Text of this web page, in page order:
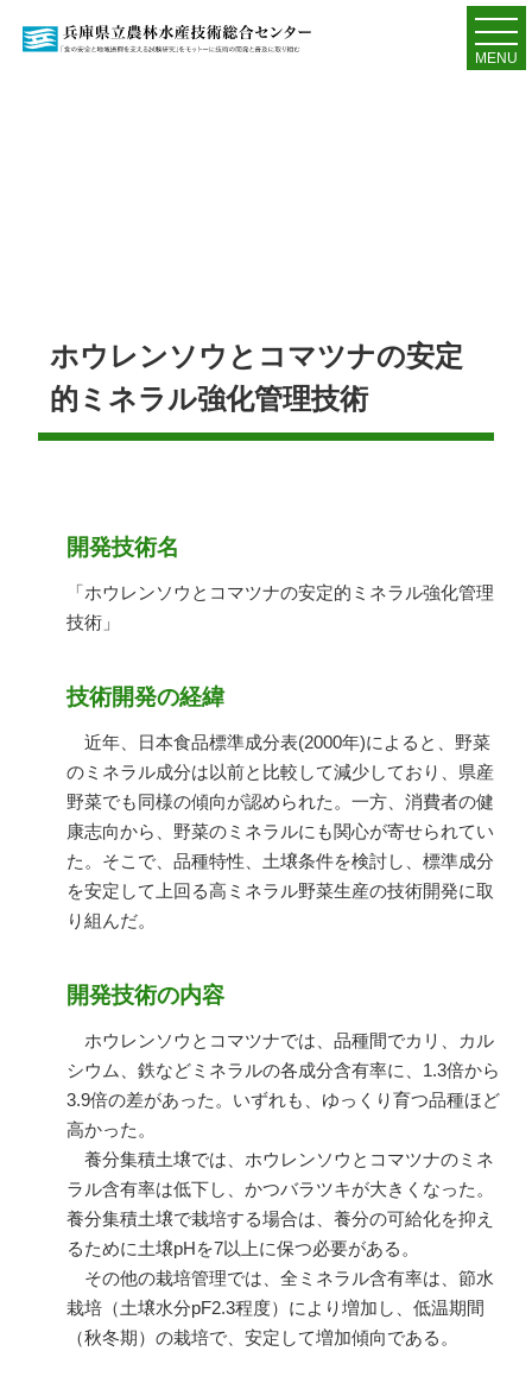
MENU
ホウレンソウとコマツナの安定
的ミネラル強化管理技術
開発技術名
「ホウレンソウとコマツナの安定的ミネラル強化管理
技術」
技術開発の経緯
近年、日本食品標準成分表(2000年)によると、野菜
のミネラル成分は以前と比較して減少しており、県産
野菜でも同様の傾向が認められた。一方、消費者の健
康志向から、野菜のミネラルにも関心が寄せられてい
た。そこで、品種特性、土壌条件を検討し、標準成分
を安定して上回る高ミネラル野菜生産の技術開発に取
り組んだ。
開発技術の内容
ホウレンソウとコマツナでは、品種間でカリ、カル
シウム、鉄などミネラルの各成分含有率に、1.3倍から
3.9倍の差があった。いずれも、ゆっくり育つ品種ほど
高かった。
養分集積土壌では、ホウレンソウとコマツナのミネ
ラル含有率は低下し、かつバラツキが大きくなった。
養分集積土壌で栽培する場合は、養分の可給化を抑え
るために土壌pHを7以上に保つ必要がある。
その他の栽培管理では、全ミネラル含有率は、節水
栽培（土壌水分pF2.3程度）により増加し、低温期間
（秋冬期）の栽培で、安定して増加傾向である。